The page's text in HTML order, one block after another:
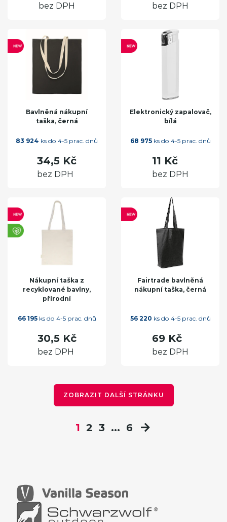
bez DPH bez DPH
Bavlněná nákupní
taška, černá
83 924 ks do 4-5 prac. dnů
34,5 Kč
bez DPH
Elektronický zapalovač,
bílá
68 975ks do 4-5 prac. dnů
11 Kč
bez DPH
Nákupní taška z
recyklované bavlny,
přírodní
66 195ks do 4-5 prac. dnů
30,5 Kč
bez DPH
Fairtrade bavlněná
nákupní taška, černá
56 220 ks do 4-5 prac. dnů
69 Kč
bez DPH
ZOBRAZIT DALŠÍ STRÁNKU
1 2 3 ... 6